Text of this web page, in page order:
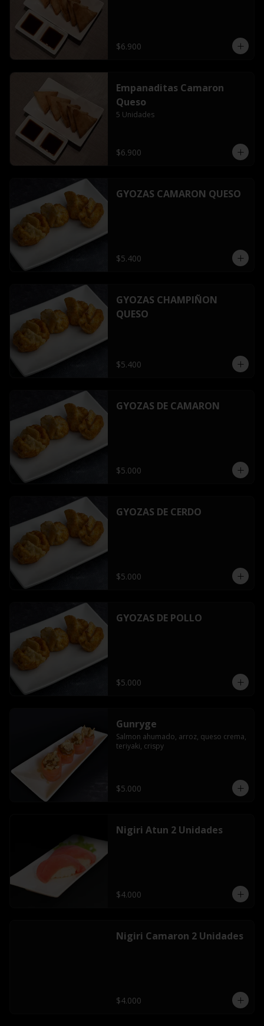
$6.900
Empanaditas Camaron
Queso
5 Unidades
$6.900
GYOZAS CAMARON QUESO
$5.400
GYOZAS CHAMPIÑON
QUESO
$5.400
GYOZAS DE CAMARON
$5.000
GYOZAS DE CERDO
$5.000
GYOZAS DE POLLO
$5.000
Gunryge
Salmon ahumado, arroz, queso crema,
teriyaki, crispy
$5.000
Nigiri Atun 2 Unidades
$4.000
Nigiri Camaron 2 Unidades
$4.000